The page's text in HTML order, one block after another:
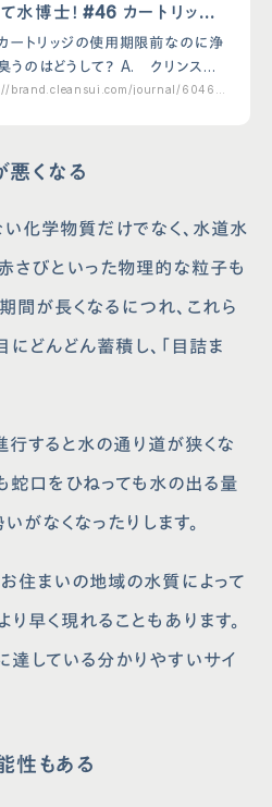
水博士！ #46 カートリッジ
時期前なのに浄水が臭う
うして？
トリッジの使用期限前なのに浄
うのはどうして？ A. クリンスイ
カートリッジは3か月、1年といった
り…
brand.cleansui.com/journal/6046.h
くなる
い化学物質だけでなく、水道水
さびといった物理的な粒子も
間が長くなるにつれ、これら
どんどん蓄積し、「目詰ま
行すると水の通り道が狭くな
蛇口をひねっても水の出る量
がなくなったりします。
住まいの地域の水質によって
早く現れることもあります。
達している分かりやすいサイ
性もある